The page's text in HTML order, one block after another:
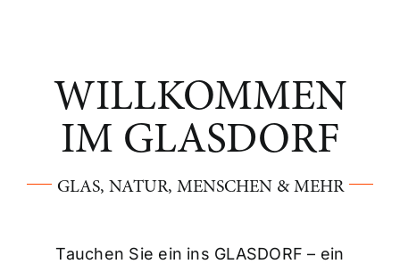
WILLKOMMEN
IM GLASDORF
GLAS, NATUR, MENSCHEN & MEHR
Tauchen Sie ein ins GLASDORF – ein